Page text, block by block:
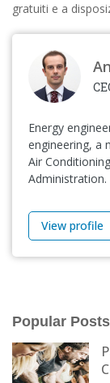
gratuiti e a
Energy
engineering, a
Air
Administration.
View profile
Popular Posts